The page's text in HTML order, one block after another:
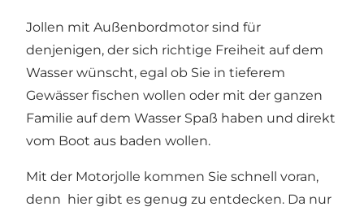
Jollen mit Außenbordmotor sind für
denjenigen, der sich richtige Freiheit auf dem
Wasser wünscht, egal ob Sie in tieferem
Gewässer fischen wollen oder mit der ganzen
Familie auf dem Wasser Spaß haben und direkt
vom Boot aus baden wollen.
Mit der Motorjolle kommen Sie schnell voran,
denn hier gibt es genug zu entdecken. Da nur